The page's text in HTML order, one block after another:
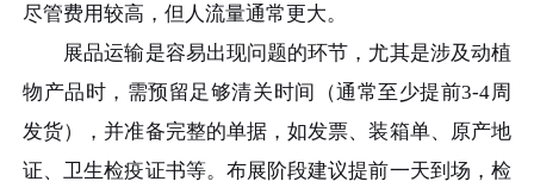
尽管费用较高，但人流量通常更大。
展品运输是容易出现问题的环节，尤其是涉及动植
物产品时，需预留足够清关时间（通常至少提前3-4周
发货），并准备完整的单据，如发票、装箱单、原产地
证、卫生检疫证书等。布展阶段建议提前一天到场，检